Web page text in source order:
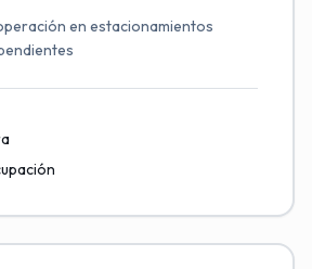
en estacionamientos